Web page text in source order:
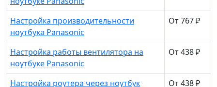
Настройка производительности
ноутбука Panasonic
От 767 ₽
Настройка работы вентилятора на
ноутбуке Panasonic
От 438 ₽
Настройка роутера через ноутбук
От 438 ₽